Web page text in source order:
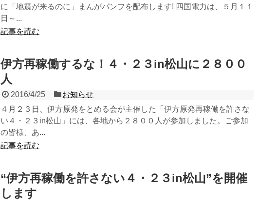
に「地震が来るのに」まんがパンフを配布します! 四国電力は、５月１１
日～...
記事を読む
伊方再稼働するな！４・２３in松山に２８００
人
2016/4/25
お知らせ
４月２３日、伊方原発をとめる会が主催した「伊方原発再稼働を許さな
い４・２３in松山」には、各地から２８００人が参加しました。ご参加
の皆様、あ...
記事を読む
“伊方再稼働を許さない４・２３in松山”を開催
します